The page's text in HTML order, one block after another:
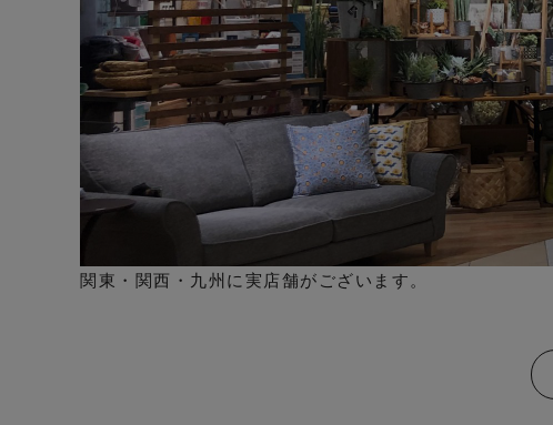
関東・関西・九州に実店舗がございます。